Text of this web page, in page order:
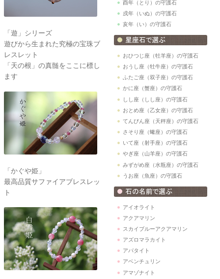
「遊」シリーズ
遊びから生まれた究極の宝珠ブ
レスレット
「天の根」の真髄をここに標し
ます
「かぐや姫」
最高品質サファイアブレスレッ
ト
酉年（とり）の守護石
戌年（いぬ）の守護石
亥年（い）の守護石
おひつじ座（牡羊座）の守護石
おうし座（牡牛座）の守護石
ふたご座（双子座）の守護石
かに座（蟹座）の守護石
しし座（しし座）の守護石
おとめ座（乙女座）の守護石
てんびん座（天秤座）の守護石
さそり座（蠍座）の守護石
いて座（射手座）の守護石
やぎ座（山羊座）の守護石
みずがめ座（水瓶座）の守護石
うお座（魚座）の守護石
アイオライト
アクアマリン
スカイブルーアクアマリン
アズロマラカイト
アパタイト
アベンチュリン
アマゾナイト